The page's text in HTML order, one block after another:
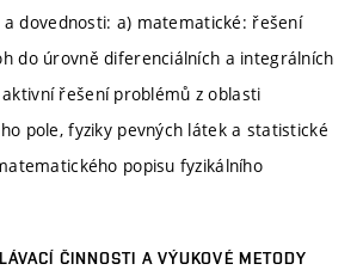
a dovednosti: a) matematické: řešení
do úrovně diferenciálních a integrálních
řešení problémů z oblasti
pole, fyziky pevných látek a statistické
popisu fyzikálního
ČINNOSTI A VÝUKOVÉ METODY